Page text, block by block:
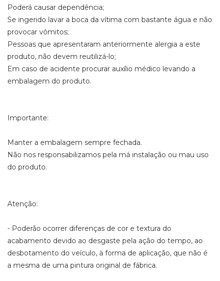
Poderá causar dependência;
Se ingerido lavar a boca da vítima com bastante água e não
provocar vômitos;
Pessoas que apresentaram anteriormente alergia a este
produto, não devem reutilizá-lo;
Em caso de acidente procurar auxílio médico levando a
embalagem do produto.
Importante:
Manter a embalagem sempre fechada.
Não nos responsabilizamos pela má instalação ou mau uso
do produto.
Atenção:
- Poderão ocorrer diferenças de cor e textura do
acabamento devido ao desgaste pela ação do tempo, ao
desbotamento do veículo, à forma de aplicação, que não é
a mesma de uma pintura original de fábrica.